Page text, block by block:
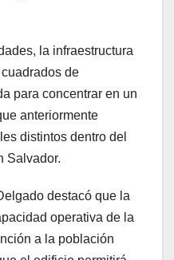
la infraestructura
de
para concentrar en un
anteriormente
distintos dentro del
Salvador.
destacó que la
operativa de la
a la población